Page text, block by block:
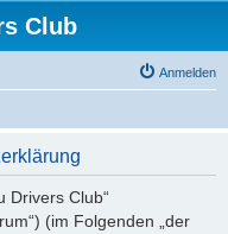
Club
Anmelden
Drivers Club“
(im Folgenden „der